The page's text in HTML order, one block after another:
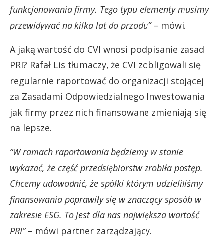
funkcjonowania firmy. Tego typu elementy musimy
przewidywać na kilka lat do przodu”– mówi.
A jaką wartość do CVI wnosi podpisanie zasad
PRI? Rafał Lis tłumaczy, że CVI zobligowali się
regularnie raportować do organizacji stojącej
za Zasadami Odpowiedzialnego Inwestowania
jak firmy przez nich finansowane zmieniają się
na lepsze.
“W ramach raportowania będziemy w stanie
wykazać, że część przedsiębiorstw zrobiła postęp.
Chcemy udowodnić, że spółki którym udzieliliśmy
finansowania poprawiły się w znaczący sposób w
zakresie ESG. To jest dla nas największa wartość
PRI”– mówi partner zarządzający.